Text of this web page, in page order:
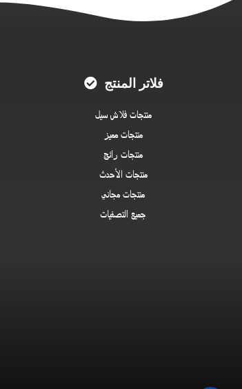
فلاتر المنتج
منتجات فلاش سيل
منتجات مميز
منتجات رائج
منتجات الأحدث
منتجات مجاني
جميع التصفيات